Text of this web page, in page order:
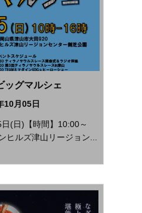
ッグマルシェ
10月05日
日(日)【時間】10:00～
ヒルズ津山リージョン...